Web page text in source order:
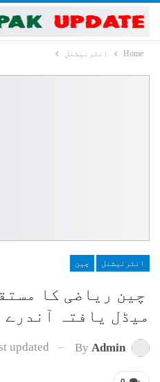
Home انٹرنیشنل
انٹرنیشنل چین
چین ریاضی کا
میڈل یافتہ آندرے
By Admin
updated